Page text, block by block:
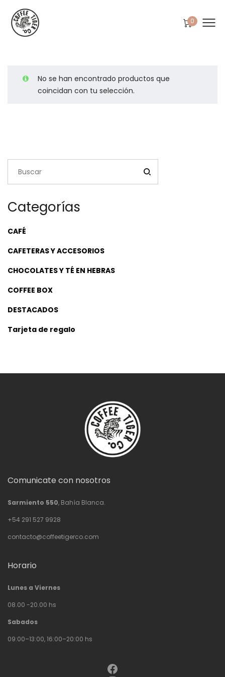
0
No se han encontrado productos que
coincidan con tu selección.
Categorías
CAFÉ
CAFETERAS Y ACCESORIOS
CHOCOLATES Y TÉ EN HEBRAS
COFFEE BOX
DESTACADOS
Tarjeta de regalo
Comunicate con nosotros
Sarmiento 550, Bahía Blanca.
+54 291 527 9928
contacto@coffeetigerco.com
Horario
Lunes a Viernes
08.00 -20.00 hs
Sabados
09:00–13:00, 16:00–20:00 hs
Facebook